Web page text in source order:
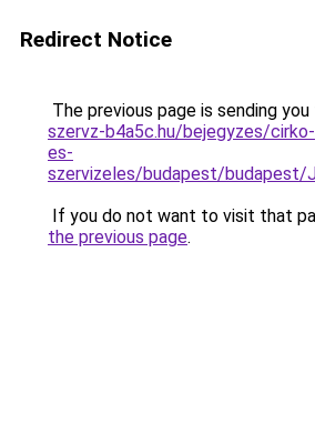
Redirect Notice
The previous page is sending
szervz-b4a5c.hu/bejegyzes/
es-
szervizeles/budapest/budapest/
If you do not want to visit that
the previous page.